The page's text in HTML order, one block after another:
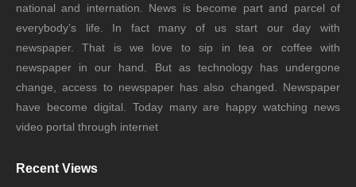
national and internation. News is become part and parcel of
everybody’s life. In fact many of us start our day with
newspaper. That is we love to sip in tea or coffee with
newspaper in our hand. But as technology has undergone
change, access to newspaper has also changed. Newspaper
have become digital. Today many are happy watching news
video portal through internet
Recent Views